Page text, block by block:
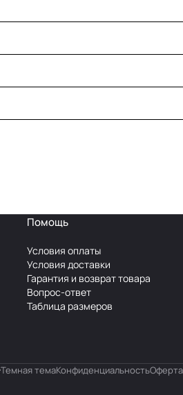
Помощь
Условия оплаты
Условия доставки
Гарантия и возврат товара
Вопрос-ответ
Таблица размеров
Темная темаКонфиденциальностьОферта